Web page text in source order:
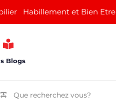
Habillement et Bien Etre
Blogs